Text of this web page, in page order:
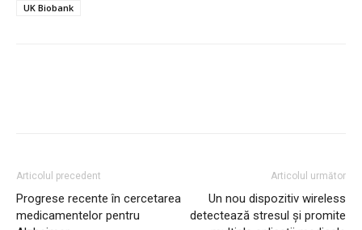
UK Biobank
Articolul precedent
Progrese recente în cercetarea
medicamentelor pentru
Articolul următor
Un nou dispozitiv wireless
detectează stresul și promite